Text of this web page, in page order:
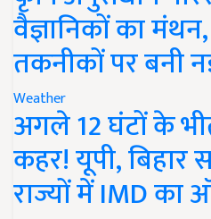
वैज्ञानिकों का
तकनीकों पर बनी
Weather
अगले 12 घंटों के
कहर! यूपी, बिहार
राज्यों में IMD का